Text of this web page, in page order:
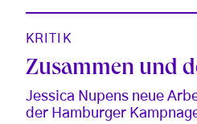
KRITIK
Zusammen und
Jessica Nupens neue
der Hamburger